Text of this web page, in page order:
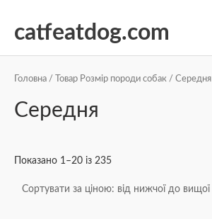
catfeatdog.com
Головна / Товар Розмір породи собак / Середня
Середня
Показано 1–20 із 235
ціною: